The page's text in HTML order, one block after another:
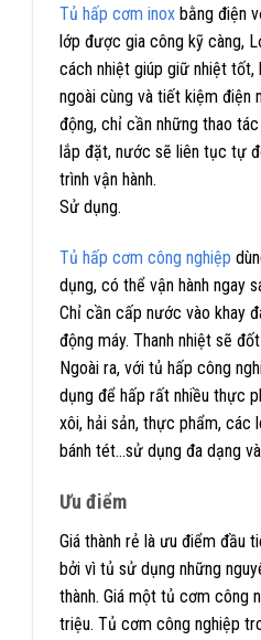
Tủ hấp cơm inox bằng điện
lớp được gia công kỹ càng,
cách nhiệt giúp giữ nhiệt tốt,
ngoài cùng và tiết kiệm điện
động, chỉ cần những thao
lắp đặt, nước sẽ liên tục tự
trình vận hành.
Sử dụng.
Tủ hấp cơm công nghiệp
dụng, có thể vận hành ngay
Chỉ cần cấp nước vào khay
động máy. Thanh nhiệt sẽ
Ngoài ra, với tủ hấp công
dụng để hấp rất nhiều thực
xôi, hải sản, thực phẩm, các
bánh tét…sử dụng đa dạng
Ưu điểm
Giá thành rẻ là ưu điểm đầu
bởi vì tủ sử dụng những
thành. Giá một tủ cơm công
triệu. Tủ cơm công nghiệp